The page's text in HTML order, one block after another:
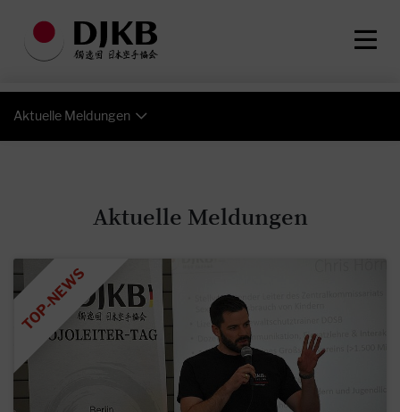
Aktuelle Meldungen
Aktuelle Meldungen